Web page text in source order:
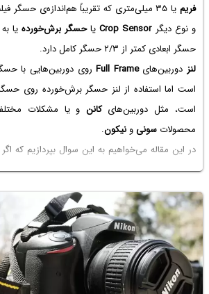
فریم
و نوع دیگرCrop Sensorیاحسگر برش‌خورده یا
حسگر ابعادی کمتر از ۲/۳ حسگر کامل دارد.
لنز دوربین‌هایFull Frameروی دوربین‌هایی با
است اما استفاده از لنز حسگر برش‌خورده روی
است، مثل دوربین‌هایکانن و یا مشکلات
محصولاتسونیونیکون.
در این مقاله می‌خواهیم به این سوال بپردازیم که
آیا خرید لنز مخصوصحسگر فول فریم، هزینه‌ی
بهتر است این کار انجام شود؟